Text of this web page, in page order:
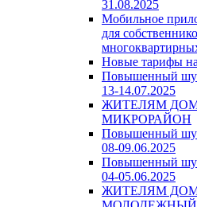
31.08.2025
Мобильное
для
Новые тарифы
Повышенный
13-14.07.2025
ЖИТЕЛЯМ
МИКРОРАЙОН
Повышенный
08-09.06.2025
Повышенный
04-05.06.2025
ЖИТЕЛЯМ